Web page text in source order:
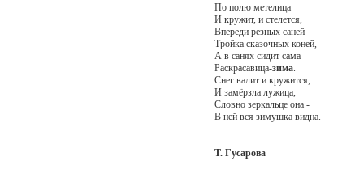
По полю метелица
И кружит, и стелется,
Впереди резных саней
Тройка сказочных коней,
А в санях сидит сама
Раскрасавица-зима.
Снег валит и кружится,
И замёрзла лужица,
Словно зеркальце она -
В ней вся зимушка видна.
Т. Гусарова